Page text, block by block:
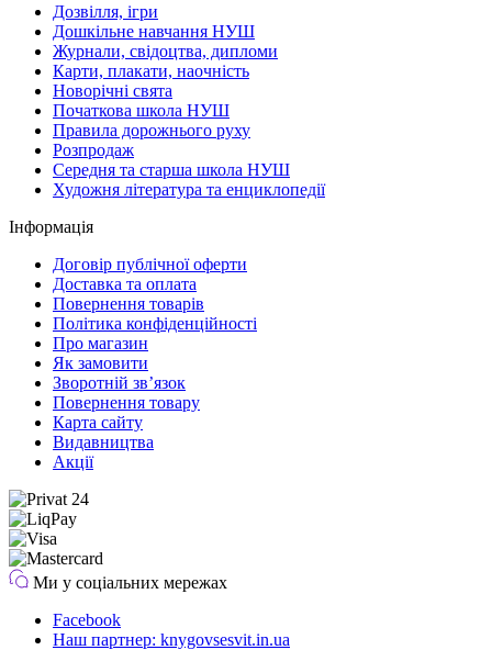
Дозвілля, ігри
Дошкільне навчання НУШ
Журнали, свідоцтва, дипломи
Карти, плакати, наочність
Новорічні свята
Початкова школа НУШ
Правила дорожнього руху
Розпродаж
Середня та старша школа НУШ
Художня література та енциклопедії
Інформація
Договір публічної оферти
Доставка та оплата
Повернення товарів
Політика конфіденційності
Про магазин
Як замовити
Зворотній зв’язок
Повернення товару
Карта сайту
Видавництва
Акції
Ми у соціальних мережах
Facebook
Наш партнер: knygovsesvit.in.ua